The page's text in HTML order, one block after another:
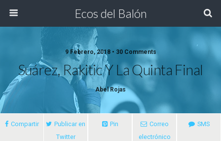
Ecos del Balón
9 Febrero, 2018 • 30 Comments
Suárez, Rakitic Y La Quinta Final
Abel Rojas
Compartir
Publicar en
Twitter
Pin
Correo
electrónico
SMS